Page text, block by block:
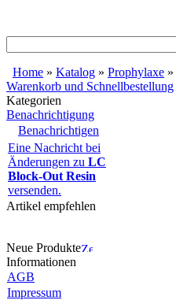
Home » Katalog » Prophylaxe »
Warenkorb und Schnellbestellung
Kategorien
Benachrichtigung
Benachrichtigen
Eine Nachricht bei
Änderungen zu LC
Block-Out Resin
versenden.
Artikel empfehlen
Neue Produkte
Informationen
AGB
Impressum